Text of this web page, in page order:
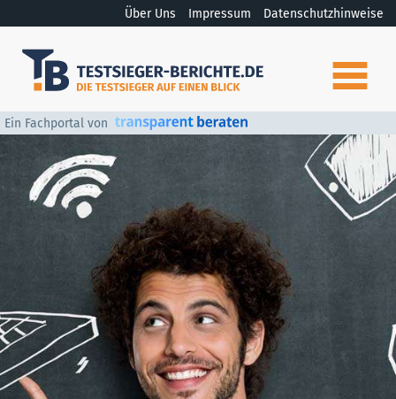
Über Uns Impressum Datenschutzhinweise
Ein Fachportal von